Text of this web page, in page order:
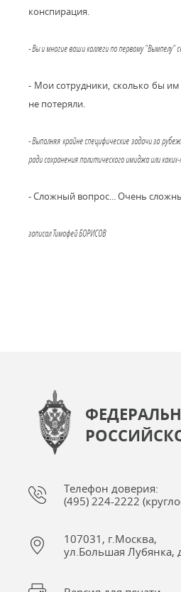
конспирация.
- Вы и многие ваши коллеги по первому "Вымпелу"
- Мои сотрудники, сколько бы им
не потеряли.
- Выполняя крайне специфические задачи за
ради сохранения политического имиджа или
- Сложный вопрос... Очень
записал Тимофей БОРИСОВ
Телефон доверия:
(495) 224-2222
107031, г.Москва,
ул.Большая Лубянка,